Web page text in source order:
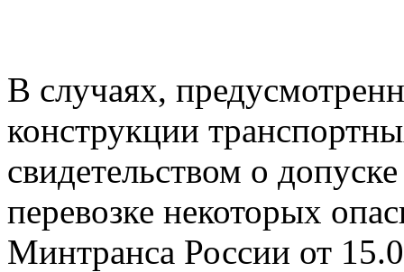
В случаях,
конструкции
свидетельством о
перевозке некоторых
Минтранса России от